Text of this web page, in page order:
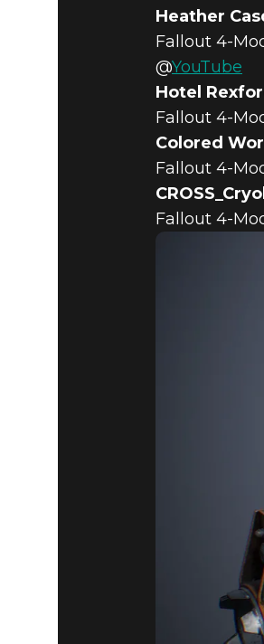
Heather
Fallout 4-
@YouTube
Hotel
Fallout 4-
Colored
Fallout 4-
Fallout 4-